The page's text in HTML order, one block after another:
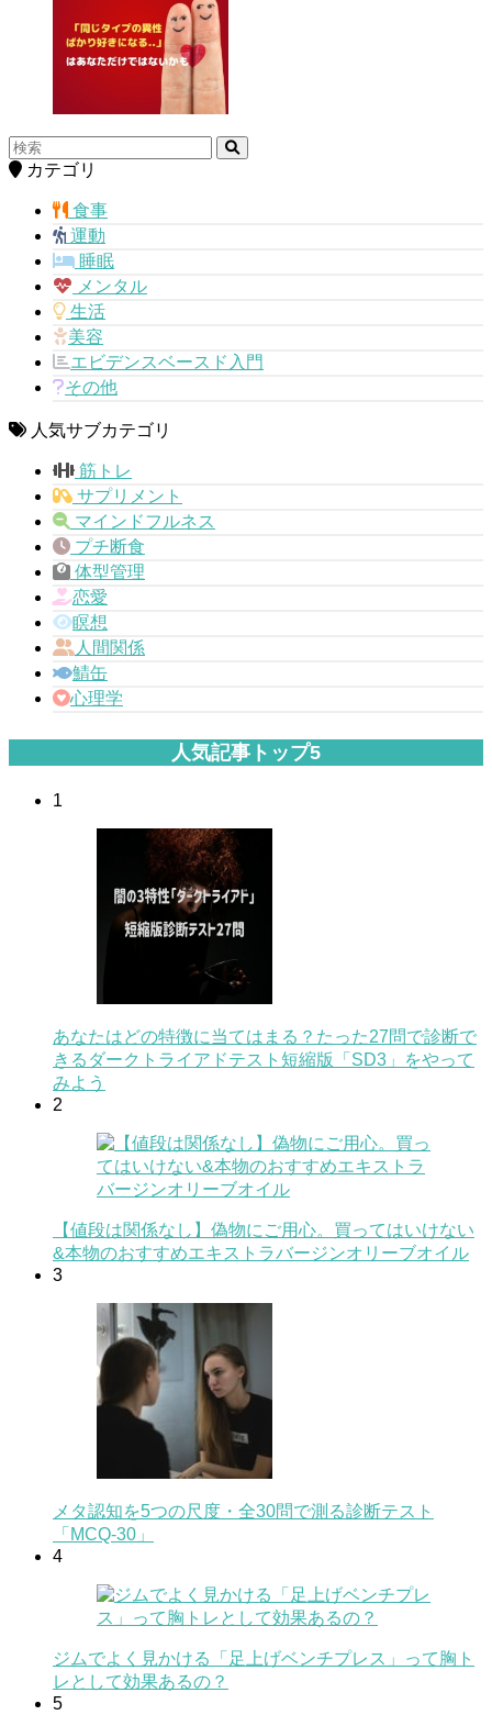
カテゴリ
食事
運動
睡眠
メンタル
生活
美容
エビデンスベースド入門
その他
人気サブカテゴリ
筋トレ
サプリメント
マインドフルネス
プチ断食
体型管理
恋愛
瞑想
人間関係
鯖缶
心理学
人気記事トップ5
1
あなたはどの特徴に当てはまる？たった27問で診断で
きるダークトライアドテスト短縮版「SD3」をやって
みよう
2
【値段は関係なし】偽物にご用心。買ってはいけない
&本物のおすすめエキストラバージンオリーブオイル
3
メタ認知を5つの尺度・全30問で測る診断テスト
「MCQ-30」
4
ジムでよく見かける「足上げベンチプレス」って胸ト
レとして効果あるの？
5